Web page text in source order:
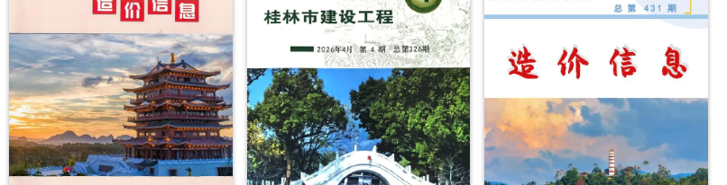
载
注
意
看
造
价
信
息
封